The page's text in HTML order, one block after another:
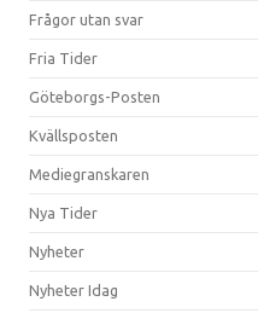
Frågor utan svar
Fria Tider
Göteborgs-Posten
Kvällsposten
Mediegranskaren
Nya Tider
Nyheter
Nyheter Idag